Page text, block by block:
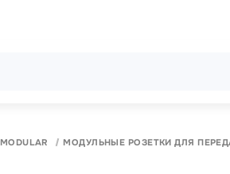
MODULAR МОДУЛЬНЫЕ РОЗЕТКИ ДЛЯ